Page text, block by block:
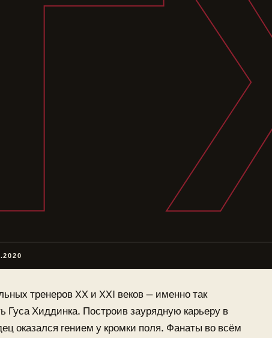
тренеров XX и XXI веков — именно так
Гуса Хиддинка. Построив заурядную карьеру в
оказался гением у кромки поля. Фанаты во всём